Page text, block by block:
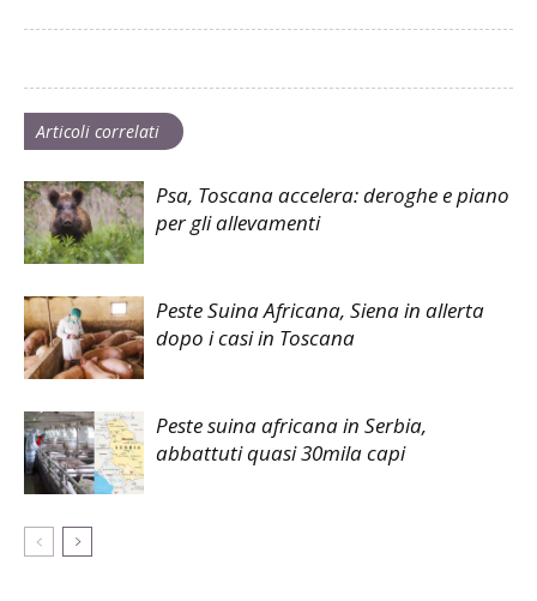
Articoli correlati
Psa, Toscana accelera: deroghe e piano
per gli allevamenti
Peste Suina Africana, Siena in allerta
dopo i casi in Toscana
Peste suina africana in Serbia,
abbattuti quasi 30mila capi